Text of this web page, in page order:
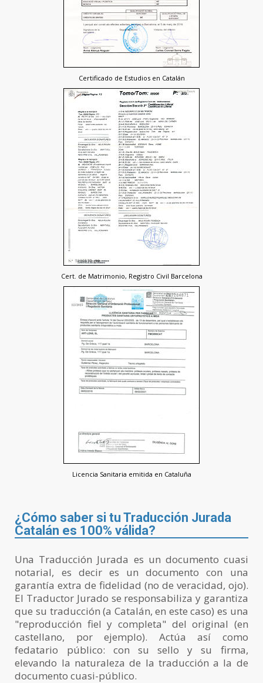
Certificado de Estudios en Catalán
Cert. de Matrimonio, Registro Civil Barcelona
Licencia Sanitaria emitida en Cataluña
¿Cómo saber si tu Traducción Jurada
Catalán es 100% válida?
Una Traducción Jurada es un documento cuasi
notarial, es decir es un documento con una
garantía extra de fidelidad (no de veracidad, ojo).
El Traductor Jurado se responsabiliza y garantiza
que su traducción (a Catalán, en este caso) es una
"reproducción fiel y completa" del original (en
castellano, por ejemplo). Actúa así como
fedatario público: con su sello y su firma,
elevando la naturaleza de la traducción a la de
documento cuasi-público.